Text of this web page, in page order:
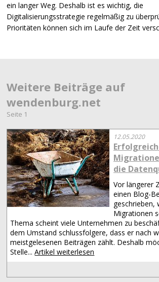
ein langer Weg. Deshalb ist es wichtig, die
Digitalisierungsstrategie regelmäßig zu
Prioritäten können sich im Laufe der Zeit
Weitere Beiträge auf
wendenburg.net
Seite 1
12.05.2020
die
Vor längerer
einen Blog-
geschrieben,
Migrationen
Thema scheint viele Unternehmen zu
dem Umstand schlussfolgere, dass er nach
meistgelesenen Beiträgen zählt. Deshalb
Stelle...Artikel weiterlesen